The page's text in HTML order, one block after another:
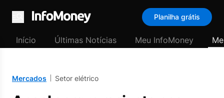
Menu
Planilha grátis
Início Últimas Notícias Meu InfoMoney
Mercados Setor elétrico